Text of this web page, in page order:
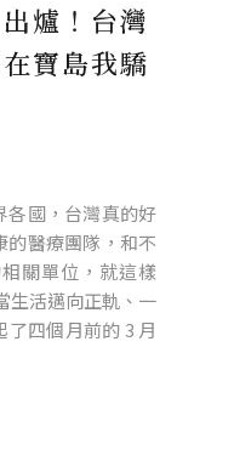
爐！台灣
寶島我驕
各國，台灣真的好
的醫療團隊，和不
關單位，就這樣
生活邁向正軌、一
四個月前的 3 月